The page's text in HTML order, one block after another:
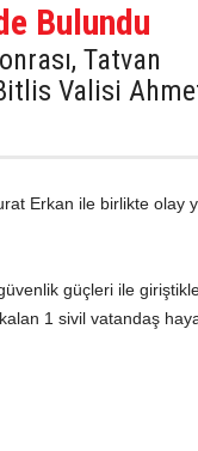
Bulundu
Tatvan
Valisi
Erkan ile birlikte olay
güçleri ile
1 sivil vatandaş